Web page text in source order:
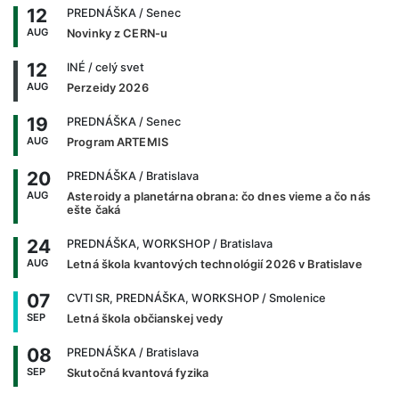
12
AUG
PREDNÁŠKA / Senec
Novinky z CERN-u
12
AUG
INÉ / celý svet
Perzeidy 2026
19
AUG
PREDNÁŠKA / Senec
Program ARTEMIS
20
AUG
PREDNÁŠKA / Bratislava
Asteroidy a planetárna obrana: čo dnes vieme a čo nás
ešte čaká
24
AUG
PREDNÁŠKA, WORKSHOP / Bratislava
Letná škola kvantových technológií 2026 v Bratislave
07
SEP
CVTI SR, PREDNÁŠKA, WORKSHOP / Smolenice
Letná škola občianskej vedy
08
SEP
PREDNÁŠKA / Bratislava
Skutočná kvantová fyzika